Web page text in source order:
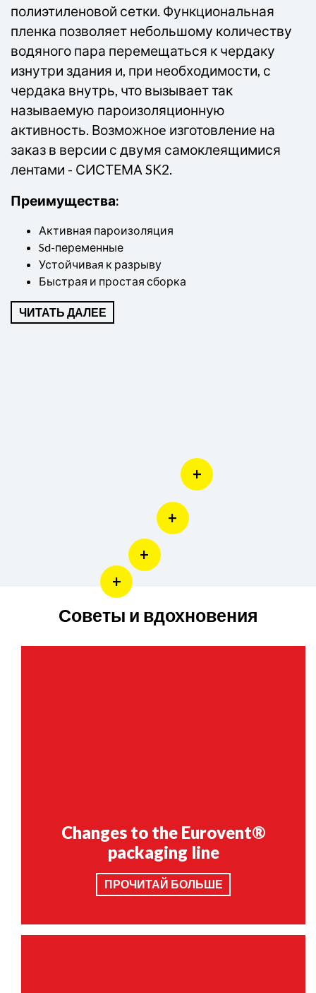
полиэстрового волокна покрытого
полиуретаном. Производится на заказ
материал с двумя самоклеящимися лентами
– маркировка SK2.
Преимущества:
Ветрозащитная
Устойчивая к УФ
Водонепроницаемая > 3000 мм H
полиэтиленовой сетки. Функциональная
пленка позволяет небольшому количеству
водяного пара перемещаться к чердаку
изнутри здания и, при необходимости, с
чердака внутрь, что вызывает так
называемую пароизоляционную
активность. Возможноe изготовление на
заказ в версии с двумя самоклеящимися
лентами - СИСТЕМА SK2.
Преимущества:
Активная пароизоляция
Sd-переменные
Устойчивaя к разрыву
Быстрая и простая сборка
ЧИТАТЬ ДАЛЕЕ
Советы и вдохновения
Changes to the Eurovent®
packaging line
ПРОЧИТАЙ БОЛЬШЕ